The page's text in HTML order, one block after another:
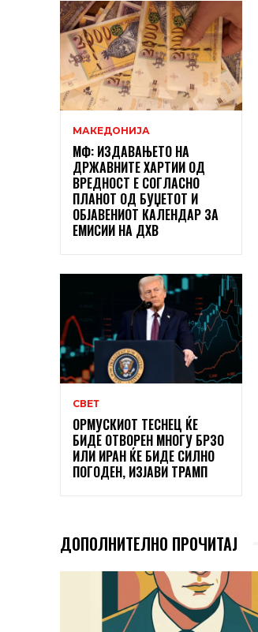
МАКЕДОНИЈА
МФ: ИЗДАВАЊЕТО НА
ДРЖАВНИТЕ ХАРТИИ ОД
ВРЕДНОСТ Е СОГЛАСНО
ПЛАНОТ ОД БУЏЕТОТ И
ОБЈАВЕНИОТ КАЛЕНДАР ЗА
ЕМИСИИ НА ДХВ
СВЕТ
ОРМУСКИОТ ТЕСНЕЦ ЌЕ
БИДЕ ОТВОРЕН МНОГУ БРЗО
ИЛИ ИРАН ЌЕ БИДЕ СИЛНО
ПОГОДЕН, ИЗЈАВИ ТРАМП
ДОПОЛНИТЕЛНО ПРОЧИТАЈ